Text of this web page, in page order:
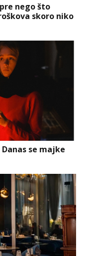
nego što
skoro niko
se majke